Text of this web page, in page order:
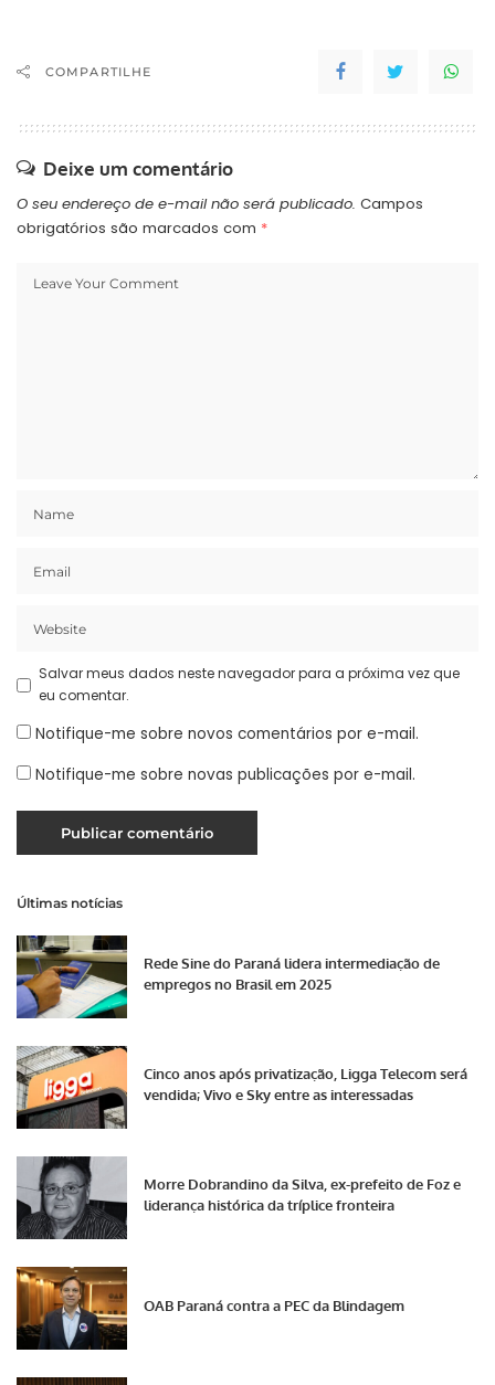
COMPARTILHE
Deixe um comentário
O seu endereço de e-mail não será publicado. Campos
obrigatórios são marcados com *
Salvar meus dados neste navegador para a próxima vez que
eu comentar.
Notifique-me sobre novos comentários por e-mail.
Notifique-me sobre novas publicações por e-mail.
Últimas notícias
Rede Sine do Paraná lidera intermediação de
empregos no Brasil em 2025
Cinco anos após privatização, Ligga Telecom será
vendida; Vivo e Sky entre as interessadas
Morre Dobrandino da Silva, ex-prefeito de Foz e
liderança histórica da tríplice fronteira
OAB Paraná contra a PEC da Blindagem